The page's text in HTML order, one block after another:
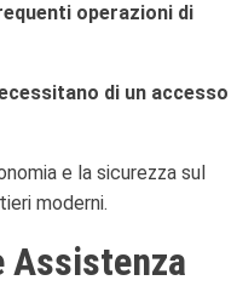
operazioni di
di un accesso
e la sicurezza sul
moderni.
Assistenza